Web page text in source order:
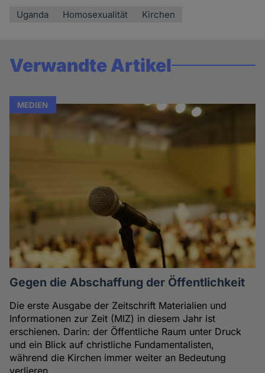
Uganda Homosexualität Kirchen
Verwandte Artikel
MEDIEN
Gegen die Abschaffung der Öffentlichkeit
Die erste Ausgabe der Zeitschrift Materialien und
Informationen zur Zeit (MIZ) in diesem Jahr ist
erschienen. Darin: der Öffentliche Raum unter Druck
und ein Blick auf christliche Fundamentalisten,
während die Kirchen immer weiter an Bedeutung
verlieren.